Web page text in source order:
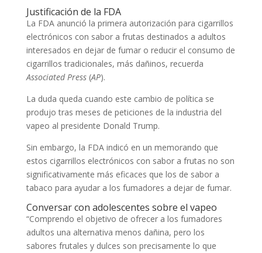
Justificación de la FDA
La FDA anunció la primera autorización para cigarrillos
electrónicos con sabor a frutas destinados a adultos
interesados ​​en dejar de fumar o reducir el consumo de
cigarrillos tradicionales, más dañinos, recuerda
Associated Press(AP).
La duda queda cuando este cambio de política se
produjo tras meses de peticiones de la industria del
vapeo al presidente Donald Trump.
Sin embargo, la FDA indicó en un memorando que
estos cigarrillos electrónicos con sabor a frutas no son
significativamente más eficaces que los de sabor a
tabaco para ayudar a los fumadores a dejar de fumar.
Conversar con adolescentes sobre el vapeo
“Comprendo el objetivo de ofrecer a los fumadores
adultos una alternativa menos dañina, pero los
sabores frutales y dulces son precisamente lo que